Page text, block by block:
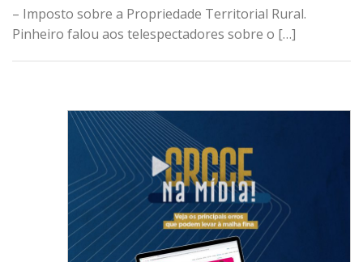
– Imposto sobre a Propriedade Territorial Rural.
Pinheiro falou aos telespectadores sobre o […]